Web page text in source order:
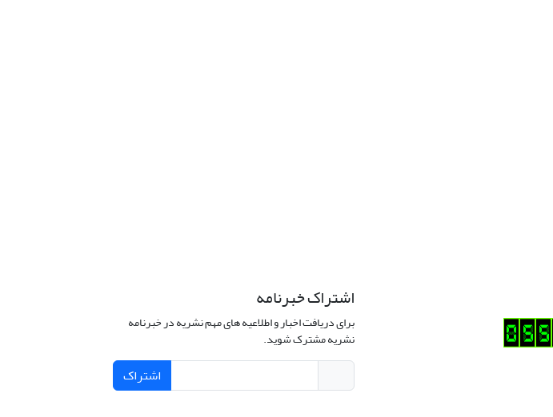
اشتراک خبرنامه
برای دریافت اخبار و اطلاعیه های مهم نشریه در خبرنامه
نشریه مشترک شوید.
اشتراک